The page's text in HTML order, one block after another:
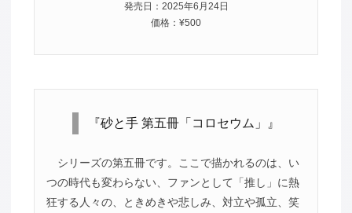
発売日：2025年6月24日
価格：¥500
『砂と手 第五冊「コロセウム」』
シリーズの第五冊です。ここで描かれるのは、い
つの時代も変わらない、ファンとして「推し」に熱
狂する人々の、ときめきや悲しみ、対立や孤立、笑